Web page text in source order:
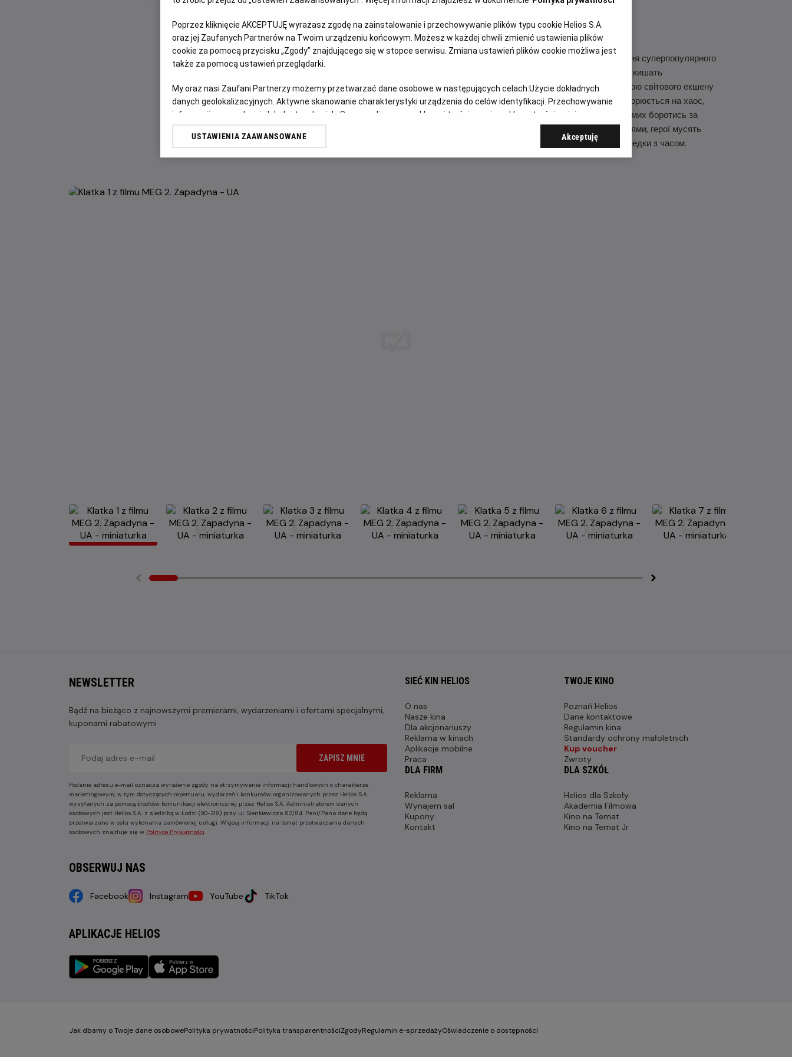
OPIS FILMU
«Мег 2: Западина» – це ковток адреналіну, який чекає на нас цього літа. Продовження суперпопулярного
блокбастеру 2018 року піднімає екшн вище неба та занурює у небачені глибини, які кишать
мегалодонами! Пірнаймо у незвідані глибини разом із Джейсоном Стейтемом та іконою світового екшену
Ву Джингом, щоб дослідити найтемніші місця світового океану. Їхня подорож перетворюється на хаос,
коли мінувальна операція зловмисників загрожує зірвати їхню місію та змушує їх самих боротись за
виживання. Зіткнувшись із гігантськими акулами-мегами та невтомними екозлочинцями, герої мусять
випередити, перемудрувати та перевершити безжальних хижаків у гонитві наввипередки з часом.
NEWSLETTER
Bądź na bieżąco z najnowszymi premierami, wydarzeniami i ofertami specjalnymi,
kuponami rabatowymi
ZAPISZ MNIE
Podanie adresu e-mail oznacza wyrażenie zgody na otrzymywanie informacji handlowych o charakterze
marketingowym, w tym dotyczących repertuaru, wydarzeń i konkursów organizowanych przez Helios S.A.
wysyłanych za pomocą środków komunikacji elektronicznej przez Helios S.A. Administratorem danych
osobowych jest Helios S.A. z siedzibą w Łodzi (90-318) przy ul. Sienkiewicza 82/84. Pani/Pana dane będą
przetwarzane w celu wykonania zamówionej usługi. Więcej informacji na temat przetwarzania danych
osobowych znajduje się w Polityce Prywatności.
OBSERWUJ NAS
Facebook Instagram YouTube TikTok
APLIKACJE HELIOS
SIEĆ KIN HELIOS
O nas
Nasze kina
Dla akcjonariuszy
Reklama w kinach
Aplikacje mobilne
Praca
TWOJE KINO
Poznań Helios
Dane kontaktowe
Regulamin kina
Standardy ochrony małoletnich
Kup voucher
Zwroty
DLA FIRM
Reklama
Wynajem sal
Kupony
Kontakt
DLA SZKÓŁ
Helios dla Szkoły
Akademia Filmowa
Kino na Temat
Kino na Temat Jr
Jak dbamy o Twoje dane osobowePolityka prywatnościPolityka transparentnościZgodyRegulamin e-sprzedażyOświadczenie o dostępności
Poprzez kliknięcie AKCEPTUJĘ wyrażasz zgodę na zainstalowanie i przechowywanie plików typu cookie Helios S.A.
oraz jej Zaufanych Partnerów na Twoim urządzeniu końcowym. Możesz w każdej chwili zmienić ustawienia plików
cookie za pomocą przycisku „Zgody” znajdującego się w stopce serwisu. Zmiana ustawień plików cookie możliwa jest
także za pomocą ustawień przeglądarki.
My oraz nasi Zaufani Partnerzy możemy przetwarzać dane osobowe w następujących celach:Użycie dokładnych
danych geolokalizacyjnych. Aktywne skanowanie charakterystyki urządzenia do celów identyfikacji. Przechowywanie
informacji na urządzeniu lub dostęp do nich. Spersonalizowane reklamy i treści, pomiar reklam i treści, opinie
odbiorców i ulepszanie usług.
USTAWIENIA ZAAWANSOWANE Akceptuję